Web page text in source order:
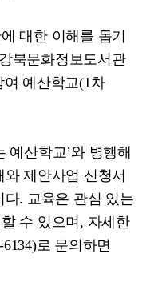
대한 이해를 돕기
북문화정보도서관
여 예산학교(1차
예산학교’와 병행해
제안사업 신청서
다. 교육은 관심 있는
수 있으며 , 자세한
6134)로 문의하면